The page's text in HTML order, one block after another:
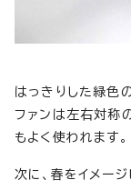
はっきりした緑色
ファンは左右対称
もよく使われます。
次に、春をイメー